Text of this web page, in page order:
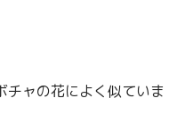
ャの花によく似ていま